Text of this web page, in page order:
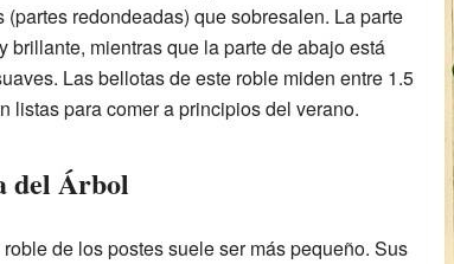
redondeadas) que sobresalen. La parte
brillante, mientras que la parte de abajo está
Las bellotas de este roble miden entre 1.5
listas para comer a principios del verano.
del Árbol
de los postes suele ser más pequeño. Sus